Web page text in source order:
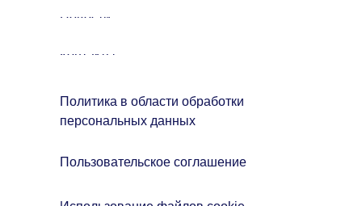
Новости
Контакты
Пользовательское соглашение
Политика в области обработки
персональных данных